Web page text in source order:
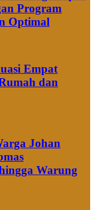
Program
Optimal
Empat
dan
Johan
Warung